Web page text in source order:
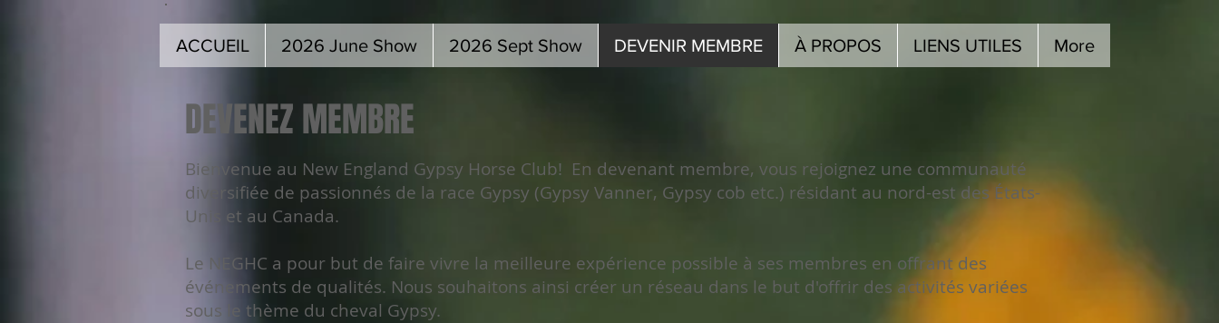
ACCUEIL 2026 June Show 2026 Sept Show DEVENIR MEMBRE À PROPOS LIENS UTILES More
DEVENEZ MEMBRE
Bienvenue au New England Gypsy Horse Club! En devenant membre, vous rejoignez une communauté
diversifiée de passionnés de la race Gypsy (Gypsy Vanner, Gypsy cob etc.) résidant au nord-est des États-
Unis et au Canada.
Le NEGHC a pour but de faire vivre la meilleure expérience possible à ses membres en offrant des
événements de qualités. Nous souhaitons ainsi créer un réseau dans le but d'offrir des activités variées
sous le thème du cheval Gypsy.